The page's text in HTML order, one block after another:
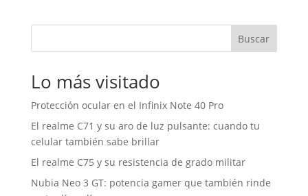
Buscar
Lo más visitado
Protección ocular en el Infinix Note 40 Pro
El realme C71 y su aro de luz pulsante: cuando tu
celular también sabe brillar
El realme C75 y su resistencia de grado militar
Nubia Neo 3 GT: potencia gamer que también rinde